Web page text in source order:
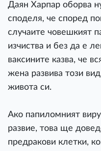
Даян Харпар оборва
споделя, че според
случаите човешкият
изчиства и без да е
ваксините казва, че
жена развива този
живота си.
Ако папиломният
развие, това ще
предракови клетки,